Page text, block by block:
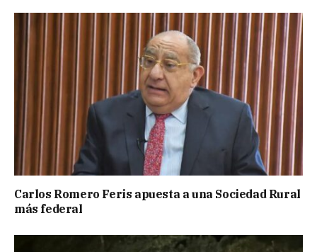
Carlos Romero Feris apuesta a una Sociedad Rural
más federal